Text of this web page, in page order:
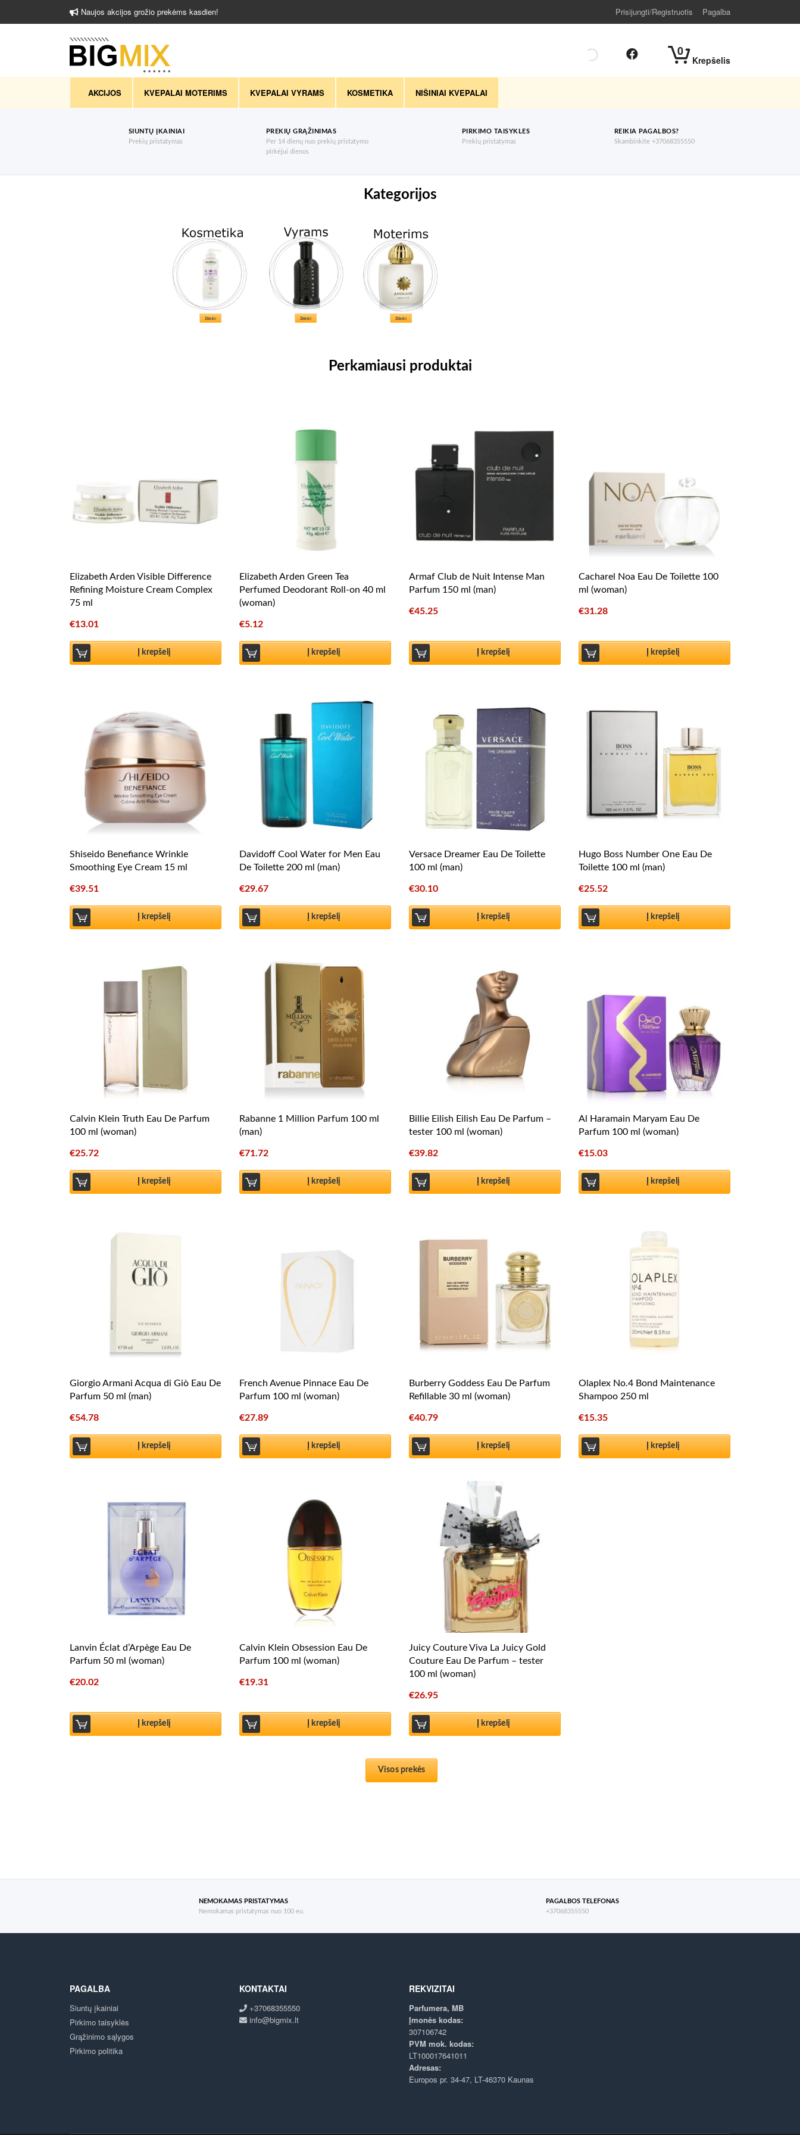
Naujos akcijos grožio prekėms kasdien! Prisijungti/Registruotis Pagalba
0
Krepšelis
AKCIJOS KVEPALAI MOTERIMS KVEPALAI VYRAMS KOSMETIKA NIŠINIAI KVEPALAI
SIUNTŲ ĮKAINIAI
Prekių pristatymas
PREKIŲ GRĄŽINIMAS
Per 14 dienų nuo prekių pristatymo
pirkėjui dienos
PIRKIMO TAISYKLES
Prekių pristatymas
REIKIA PAGALBOS?
Skambinkite +37068355550
Kategorijos
Perkamiausi produktai
Elizabeth Arden Visible Difference
Refining Moisture Cream Complex
75 ml
€13.01
Į krepšelį
Elizabeth Arden Green Tea
Perfumed Deodorant Roll-on 40 ml
(woman)
€5.12
Į krepšelį
Armaf Club de Nuit Intense Man
Parfum 150 ml (man)
€45.25
Į krepšelį
Cacharel Noa Eau De Toilette 100
ml (woman)
€31.28
Į krepšelį
Shiseido Benefiance Wrinkle
Smoothing Eye Cream 15 ml
€39.51
Į krepšelį
Davidoff Cool Water for Men Eau
De Toilette 200 ml (man)
€29.67
Į krepšelį
Versace Dreamer Eau De Toilette
100 ml (man)
€30.10
Į krepšelį
Hugo Boss Number One Eau De
Toilette 100 ml (man)
€25.52
Į krepšelį
Calvin Klein Truth Eau De Parfum
100 ml (woman)
€25.72
Į krepšelį
Rabanne 1 Million Parfum 100 ml
(man)
€71.72
Į krepšelį
Billie Eilish Eilish Eau De Parfum –
tester 100 ml (woman)
€39.82
Į krepšelį
Al Haramain Maryam Eau De
Parfum 100 ml (woman)
€15.03
Į krepšelį
Giorgio Armani Acqua di Giò Eau De
Parfum 50 ml (man)
€54.78
Į krepšelį
French Avenue Pinnace Eau De
Parfum 100 ml (woman)
€27.89
Į krepšelį
Burberry Goddess Eau De Parfum
Refillable 30 ml (woman)
€40.79
Į krepšelį
Olaplex No.4 Bond Maintenance
Shampoo 250 ml
€15.35
Į krepšelį
Lanvin Éclat d’Arpège Eau De
Parfum 50 ml (woman)
€20.02
Į krepšelį
Calvin Klein Obsession Eau De
Parfum 100 ml (woman)
€19.31
Į krepšelį
Juicy Couture Viva La Juicy Gold
Couture Eau De Parfum – tester
100 ml (woman)
€26.95
Į krepšelį
Visos prekės
NEMOKAMAS PRISTATYMAS
Nemokamas pristatymas nuo 100 eu.
PAGALBOS TELEFONAS
+37068355550
PAGALBA
Siuntų įkainiai
Pirkimo taisyklės
Grąžinimo sąlygos
Pirkimo politika
KONTAKTAI
+37068355550
info@bigmix.lt
REKVIZITAI
Parfumera, MB
Įmonės kodas:
307106742
PVM mok. kodas:
LT100017641011
Adresas:
Europos pr. 34-47, LT-46370 Kaunas